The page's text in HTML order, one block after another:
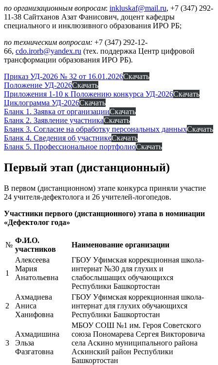
по организационным вопросам: inkluskaf@mail.ru, +7 (347) 292-
11-38 Сайтханов Азат Фанисович, доцент кафедры
специального и инклюзивного образования ИРО РБ;
по техническим вопросам: +7 (347) 292-12-
66, cdo.irorb@yandex.ru (тех. поддержка Центр цифровой
трансформации образования ИРО РБ).
Приказ УД-2026 № 32 от 16.01.2026Скачать
Положение УД-2026Скачать
Приложения 1-10 к Положению конкурса УД-2026Скачать
Циклограмма УД-2026Скачать
Бланк 1. Заявка от организацииСкачать
Бланк 2. Заявление участникаСкачать
Бланк 3. Согласие на обработку персональных данныхСкачать
Бланк 4. Сведения об участникеСкачать
Бланк 5. Профессиональное портфолиоСкачать
Первый этап (дистанционный)
В первом (дистанционном) этапе конкурса приняли участие
24 учителя-дефектолога и 26 учителей-логопедов.
Участники первого (дистанционного) этапа в номинации
«Дефектолог года»
№
Ф.И.О.
участников
Наименование организации
1
Алексеева
Мария
Анатольевна
ГБОУ Уфимская коррекционная школа-
интернат №30 для глухих и
слабослышащих обучающихся
Республики Башкортостан
2
Ахмадиева
Аниса
Ханифовна
ГБОУ Уфимская коррекционная школа-
интернат для глухих обучающихся
Республики Башкортостан
3
Ахмадишина
Эльза
Фазгатовна
МБОУ СОШ №1 им. Героя Советского
союза Пономарева Сергея Викторовича
села Аскино муниципального района
Аскинский район Республики
Башкортостан